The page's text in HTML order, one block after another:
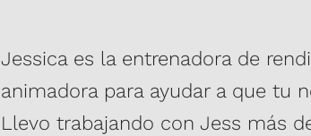
Jessica es la entrenadora de
animadora para ayudar a que tu
Llevo trabajando con Jess más